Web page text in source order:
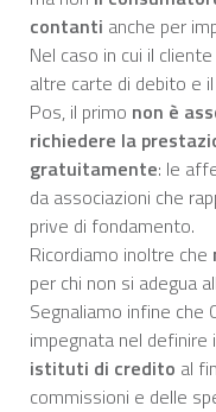
contanti anche per
Nel caso in cui il
altre carte di debito e
Pos, il primo non è
richiedere la
gratuitamente: le
da associazioni che
prive di fondamento.
Ricordiamo inoltre che
per chi non si adegua
Segnaliamo infine che
impegnata nel definire
istituti di credito al
commissioni e delle